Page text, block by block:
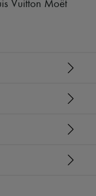
Vuitton Moët